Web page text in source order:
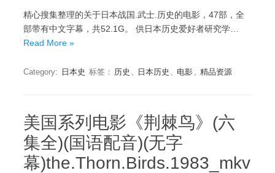
精心搜集整理的关于日本战国.武士.历史的电影，47部，全
部带有中文字幕，共52.1G。 供日本历史爱好者研究学…
Read More »
Category: 日本史 标签： 历史 , 日本历史 , 电影 , 精品资源
美国系列电影《荆棘鸟》(六
集全)(国语配音)(无字
幕)the.Thorn.Birds.1983_mkv